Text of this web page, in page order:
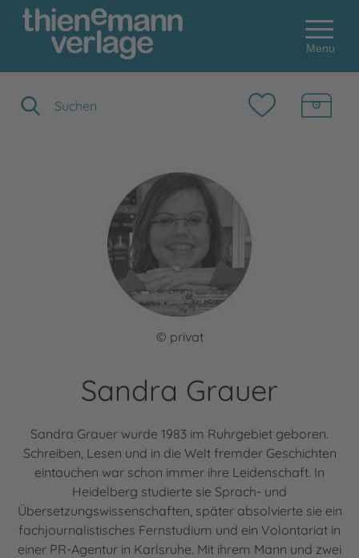
Menu
© privat
Sandra Grauer
Sandra Grauer wurde 1983 im Ruhrgebiet geboren.
Schreiben, Lesen und in die Welt fremder Geschichten
eintauchen war schon immer ihre Leidenschaft. In
Heidelberg studierte sie Sprach- und
Übersetzungswissenschaften, später absolvierte sie ein
fachjournalistisches Fernstudium und ein Volontariat in
einer PR-Agentur in Karlsruhe. Mit ihrem Mann und zwei